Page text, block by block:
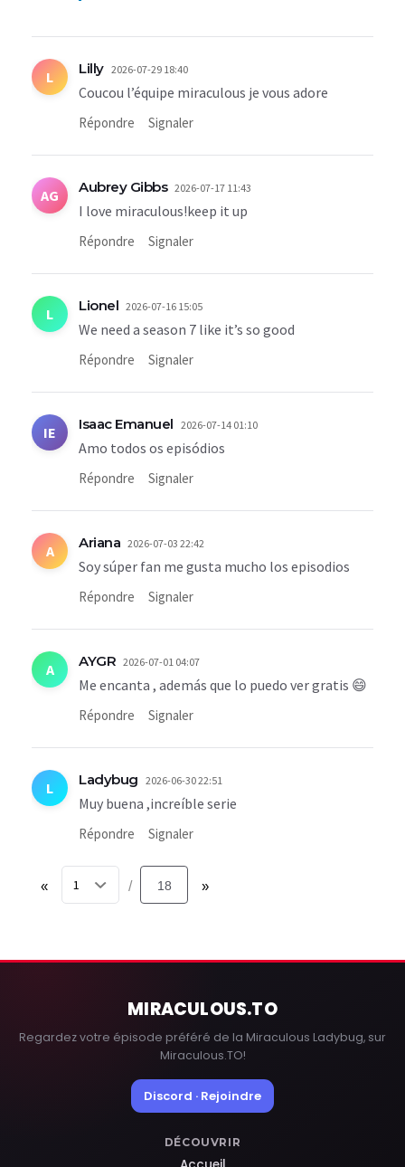
L Lilly 2026-07-29 18:40
Coucou l’équipe miraculous je vous adore
Répondre Signaler
AG Aubrey Gibbs 2026-07-17 11:43
I love miraculous!keep it up
Répondre Signaler
L Lionel 2026-07-16 15:05
We need a season 7 like it’s so good
Répondre Signaler
IE Isaac Emanuel 2026-07-14 01:10
Amo todos os episódios
Répondre Signaler
A Ariana 2026-07-03 22:42
Soy súper fan me gusta mucho los episodios
Répondre Signaler
A AYGR 2026-07-01 04:07
Me encanta , además que lo puedo ver gratis 😄
Répondre Signaler
L Ladybug 2026-06-30 22:51
Muy buena ,increíble serie
Répondre Signaler
« / 18 »
MIRACULOUS.TO
Regardez votre épisode préféré de la Miraculous Ladybug, sur
Miraculous.TO!
Discord · Rejoindre
DÉCOUVRIR